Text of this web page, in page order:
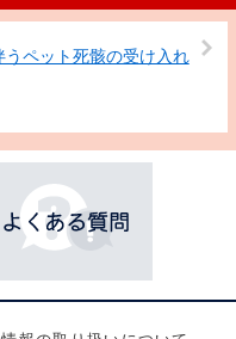
うペット死骸の受け入れ